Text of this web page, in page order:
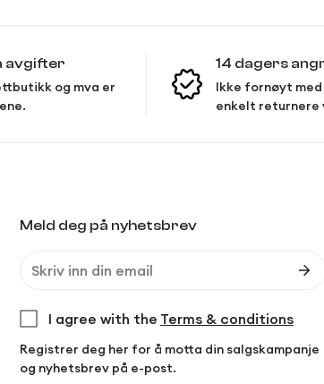
avgifter
og mva er
14 dagers
Ikke fornøyt med
enkelt returnere
Meld deg på nyhetsbrev
I agree with the Terms & conditions
Registrer deg her for å motta din salgskampanje
og nyhetsbrev på e-post.